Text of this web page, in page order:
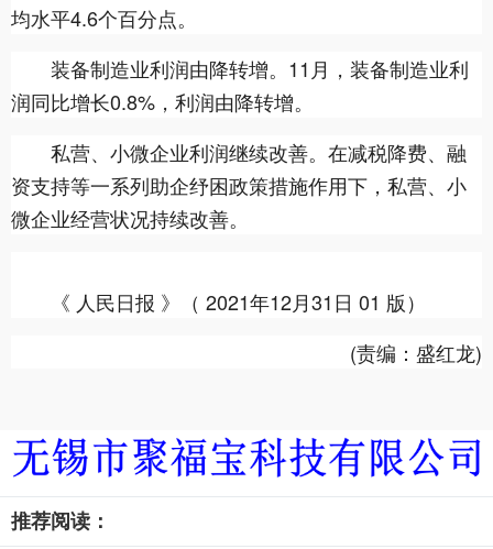
均水平4.6个百分点。
装备制造业利润由降转增。11月，装备制造业利
润同比增长0.8%，利润由降转增。
私营、小微企业利润继续改善。在减税降费、融
资支持等一系列助企纾困政策措施作用下，私营、小
微企业经营状况持续改善。
《 人民日报 》（ 2021年12月31日 01 版）
(责编：盛红龙)
推荐阅读：